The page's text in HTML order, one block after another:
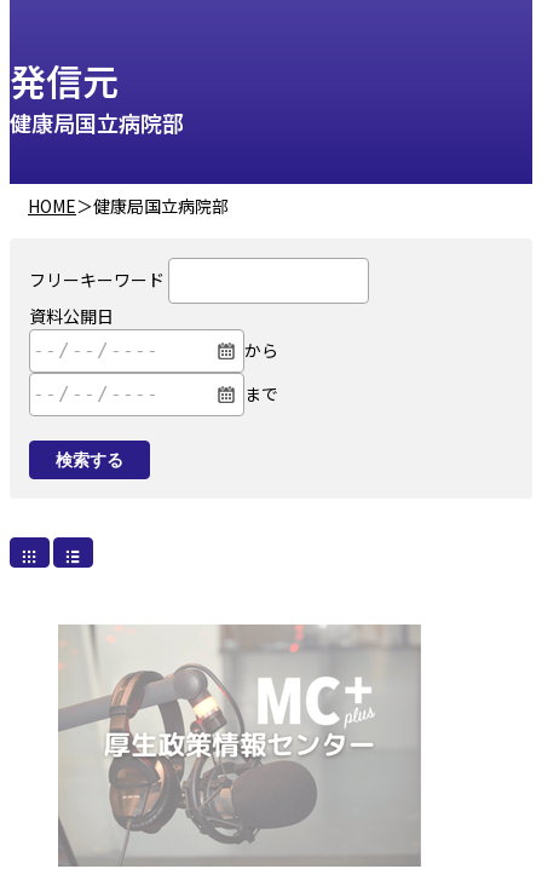
発信元
健康局国立病院部
HOME＞健康局国立病院部
フリーキーワード
資料公開日
から
まで
検索する